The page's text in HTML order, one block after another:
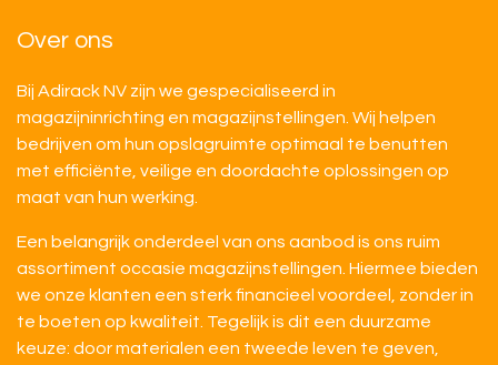
Over ons
Bij Adirack NV zijn we gespecialiseerd in
magazijninrichting en magazijnstellingen. Wij helpen
bedrijven om hun opslagruimte optimaal te benutten
met efficiënte, veilige en doordachte oplossingen op
maat van hun werking.
Een belangrijk onderdeel van ons aanbod is ons ruim
assortiment occasie magazijnstellingen. Hiermee bieden
we onze klanten een sterk financieel voordeel, zonder in
te boeten op kwaliteit. Tegelijk is dit een duurzame
keuze: door materialen een tweede leven te geven,